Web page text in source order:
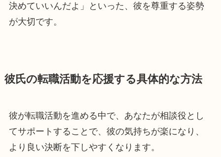
決めていいんだよ」といった、彼を尊重する姿勢
が大切です。
彼氏の転職活動を応援する具体的な方法
彼が転職活動を進める中で、あなたが相談役とし
てサポートすることで、彼の気持ちが楽になり、
より良い決断を下しやすくなります。